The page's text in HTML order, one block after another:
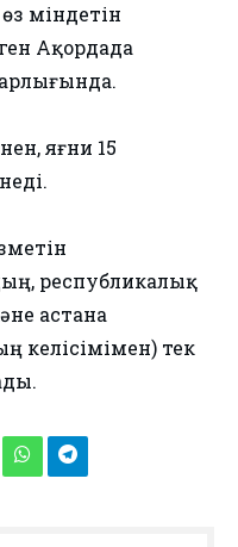
міндетін
Ақордада
яғни 15
республикалық
астана
келісімімен) тек